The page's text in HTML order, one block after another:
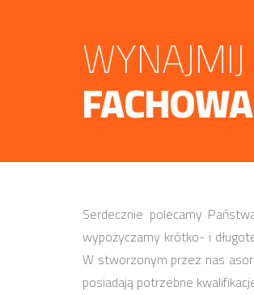
Serdecznie polecamy
wypożyczamy krótko- i
W stworzonym przez nas
posiadają potrzebne